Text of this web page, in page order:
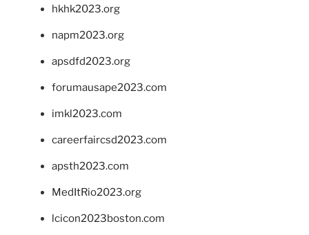
hkhk2023.org
napm2023.org
apsdfd2023.org
forumausape2023.com
imkl2023.com
careerfaircsd2023.com
apsth2023.com
MedItRio2023.org
lcicon2023boston.com